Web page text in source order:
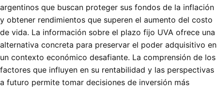
argentinos que buscan proteger sus fondos de la inflación
y obtener rendimientos que superen el aumento del costo
de vida. La información sobre el plazo fijo UVA ofrece una
alternativa concreta para preservar el poder adquisitivo en
un contexto económico desafiante. La comprensión de los
factores que influyen en su rentabilidad y las perspectivas
a futuro permite tomar decisiones de inversión más